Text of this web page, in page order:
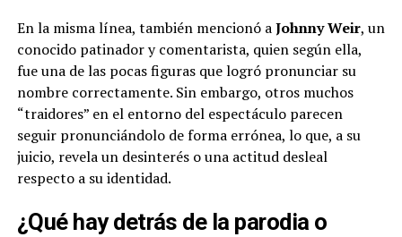
En la misma línea, también mencionó aJohnny Weir, un
conocido patinador y comentarista, quien según ella,
fue una de las pocas figuras que logró pronunciar su
nombre correctamente. Sin embargo, otros muchos
“traidores” en el entorno del espectáculo parecen
seguir pronunciándolo de forma errónea, lo que, a su
juicio, revela un desinterés o una actitud desleal
respecto a su identidad.
¿Qué hay detrás de la parodia o